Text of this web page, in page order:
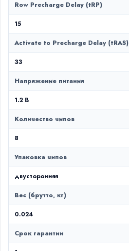
Row Precharge Delay (tRP)
15
Activate to Precharge Delay (tRAS)
33
Напряжение питания
1.2 В
Количество чипов
8
Упаковка чипов
двусторонняя
Вес (брутто, кг)
0.024
Срок гарантии